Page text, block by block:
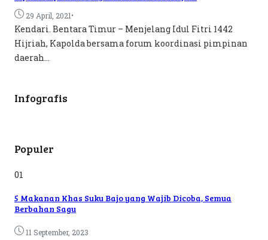
29 April, 2021•
Kendari. Bentara Timur – Menjelang Idul Fitri 1442
Hijriah, Kapolda bersama forum koordinasi pimpinan
daerah...
Infografis
Populer
01
5 Makanan Khas Suku Bajo yang Wajib Dicoba, Semua
Berbahan Sagu
11 September, 2023